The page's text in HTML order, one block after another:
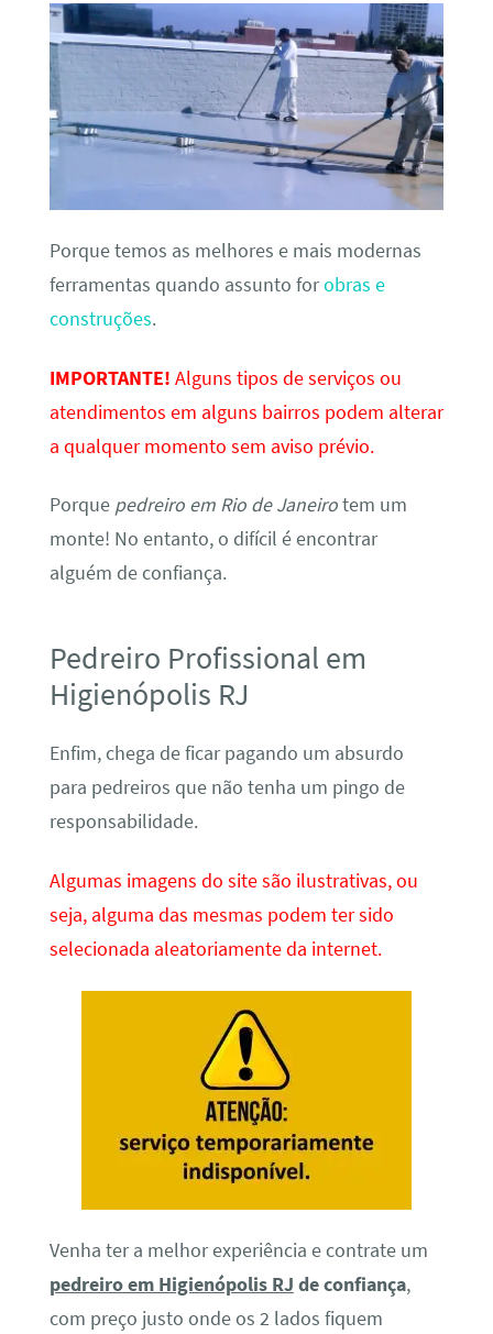
Porque temos as melhores e mais modernas
ferramentas quando assunto forobras e
construções.
IMPORTANTE! Alguns tipos de serviços ou
atendimentos em alguns bairros podem alterar
a qualquer momento sem aviso prévio.
Porque pedreiro em Rio de Janeirotem um
monte! No entanto, o difícil é encontrar
alguém de confiança.
Pedreiro Profissional em
Higienópolis RJ
Enfim, chega de ficar pagando um absurdo
para pedreiros que não tenha um pingo de
responsabilidade.
Algumas imagens do site são ilustrativas, ou
seja, alguma das mesmas podem ter sido
selecionada aleatoriamente da internet.
Venha ter a melhor experiência e contrate um
pedreiro em Higienópolis RJ de confiança,
com preço justo onde os 2 lados fiquem